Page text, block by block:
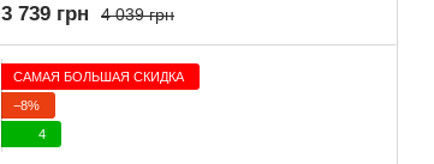
4 039 грн
3 739 грн
САМАЯ БОЛЬШАЯ СКИДКА
−8%
4